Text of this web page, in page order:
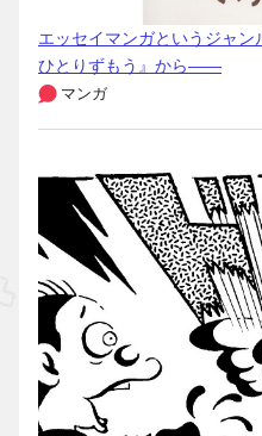
エッセイマンガというジャ
ひとりずもう』から――
マンガ